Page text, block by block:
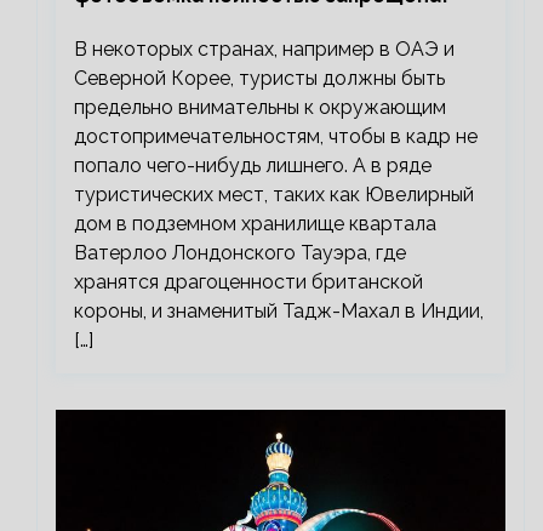
В некоторых странах, например в ОАЭ и
Северной Корее, туристы должны быть
предельно внимательны к окружающим
достопримечательностям, чтобы в кадр не
попало чего-нибудь лишнего. А в ряде
туристических мест, таких как Ювелирный
дом в подземном хранилище квартала
Ватерлоо Лондонского Тауэра, где
хранятся драгоценности британской
короны, и знаменитый Тадж-Махал в Индии,
[…]